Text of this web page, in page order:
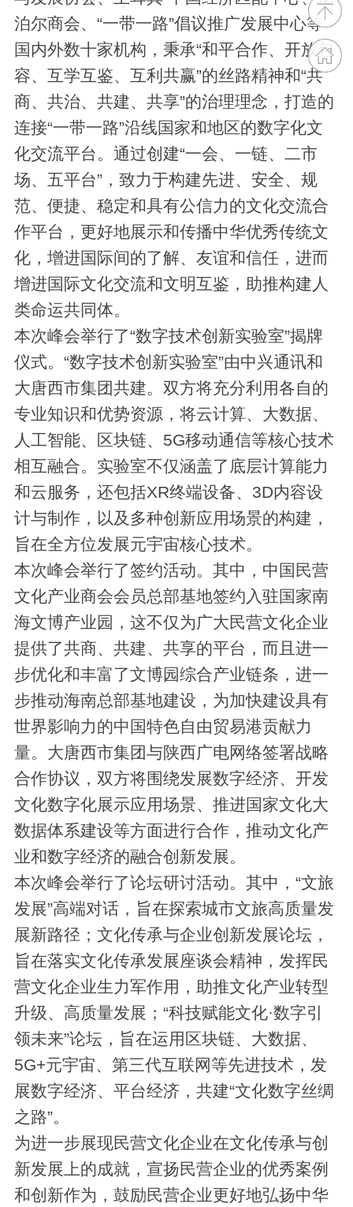
泊尔商会、“一带一路”倡议推广发展中心等
国内外数十家机构，秉承“和平合作、开放包
容、互学互鉴、互利共赢”的丝路精神和“共
商、共治、共建、共享”的治理理念，打造的
连接“一带一路”沿线国家和地区的数字化文
化交流平台。通过创建“一会、一链、二市
场、五平台”，致力于构建先进、安全、规
范、便捷、稳定和具有公信力的文化交流合
作平台，更好地展示和传播中华优秀传统文
化，增进国际间的了解、友谊和信任，进而
增进国际文化交流和文明互鉴，助推构建人
类命运共同体。
本次峰会举行了“数字技术创新实验室”揭牌
仪式。“数字技术创新实验室”由中兴通讯和
大唐西市集团共建。双方将充分利用各自的
专业知识和优势资源，将云计算、大数据、
人工智能、区块链、5G移动通信等核心技术
相互融合。实验室不仅涵盖了底层计算能力
和云服务，还包括XR终端设备、3D内容设
计与制作，以及多种创新应用场景的构建，
旨在全方位发展元宇宙核心技术。
本次峰会举行了签约活动。其中，中国民营
文化产业商会会员总部基地签约入驻国家南
海文博产业园，这不仅为广大民营文化企业
提供了共商、共建、共享的平台，而且进一
步优化和丰富了文博园综合产业链条，进一
步推动海南总部基地建设，为加快建设具有
世界影响力的中国特色自由贸易港贡献力
量。大唐西市集团与陕西广电网络签署战略
合作协议，双方将围绕发展数字经济、开发
文化数字化展示应用场景、推进国家文化大
数据体系建设等方面进行合作，推动文化产
业和数字经济的融合创新发展。
本次峰会举行了论坛研讨活动。其中，“文旅
发展”高端对话，旨在探索城市文旅高质量发
展新路径；文化传承与企业创新发展论坛，
旨在落实文化传承发展座谈会精神，发挥民
营文化企业生力军作用，助推文化产业转型
升级、高质量发展；“科技赋能文化·数字引
领未来”论坛，旨在运用区块链、大数据、
5G+元宇宙、第三代互联网等先进技术，发
展数字经济、平台经济，共建“文化数字丝绸
之路”。
为进一步展现民营文化企业在文化传承与创
新发展上的成就，宣扬民营企业的优秀案例
和创新作为，鼓励民营企业更好地弘扬中华